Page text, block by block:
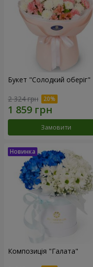
Букет "Солодкий оберіг"
2 324 грн
Замовити
Композиція "Галата"